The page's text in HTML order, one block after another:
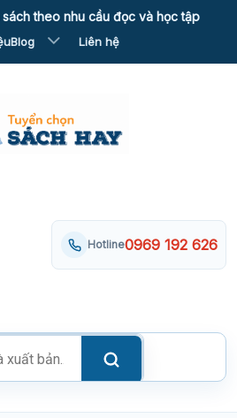
theo nhu cầu đọc và học tập
Blog Liên hệ
Hotline0969 192 626